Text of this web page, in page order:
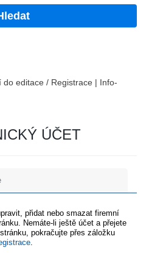
do editace / Registrace | Info-
ÚČET
přidat nebo smazat firemní
Nemáte-li ještě účet a přejete
pokračujte přes záložku
.